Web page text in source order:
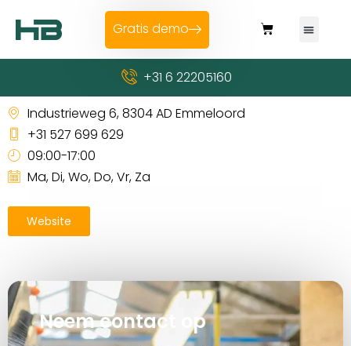
Gratis demo
+31 6 22205160
Welkoop Emmeloord
Industrieweg 6, 8304 AD Emmeloord
+31 527 699 629
09:00-17:00
Ma, Di, Wo, Do, Vr, Za
Website
Neem contact op